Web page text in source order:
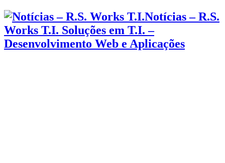
Notícias – R.S.
Works T.I. Soluções em T.I. –
Desenvolvimento Web e Aplicações